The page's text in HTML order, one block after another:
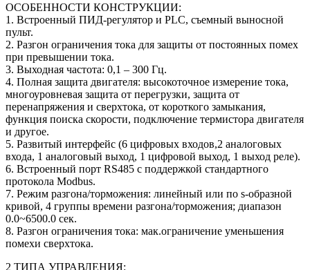
ОСОБЕННОСТИ КОНСТРУКЦИИ:
1. Встроенный ПИД-регулятор и PLC, съемный выносной
пульт.
2. Разгон ограничения тока для защиты от постоянных помех
при превышении тока.
3. Выходная частота: 0,1 – 300 Гц.
4. Полная защита двигателя: высокоточное измерение тока,
многоуровневая защита от перегрузки, защита от
перенапряжения и сверхтока, от короткого замыкания,
функция поиска скорости, подключение термистора двигателя
и другое.
5. Развитый интерфейс (6 цифровых входов,2 аналоговых
входа, 1 аналоговый выход, 1 цифровой выход, 1 выход реле).
6. Встроенный порт RS485 с поддержкой стандартного
протокола Modbus.
7. Режим разгона/торможения: линейный или по s-образной
кривой, 4 группы времени разгона/торможения; диапазон
0.0~6500.0 сек.
8. Разгон ограничения тока: мак.ограничение уменьшения
помехи сверхтока.
2 ТИПА УПРАВЛЕНИЯ: